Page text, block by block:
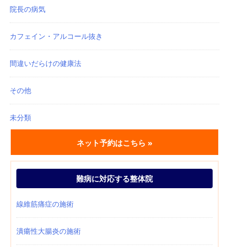
院長の病気
カフェイン・アルコール抜き
間違いだらけの健康法
その他
未分類
ネット予約はこちら »
難病に対応する整体院
線維筋痛症の施術
潰瘍性大腸炎の施術